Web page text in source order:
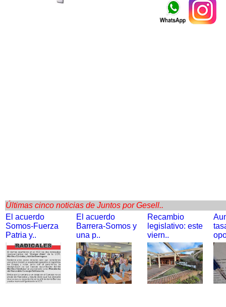
Últimas cinco noticias de Juntos por Gesell..
El acuerdo
Somos-Fuerza
Patria y..
El acuerdo
Barrera-Somos y
una p..
Recambio
legislativo: este
viern..